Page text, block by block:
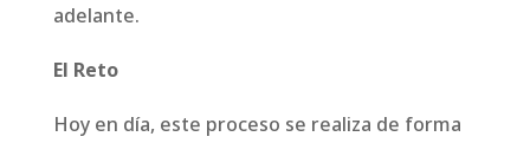
adelante.
El Reto
Hoy en día, este proceso se realiza de forma